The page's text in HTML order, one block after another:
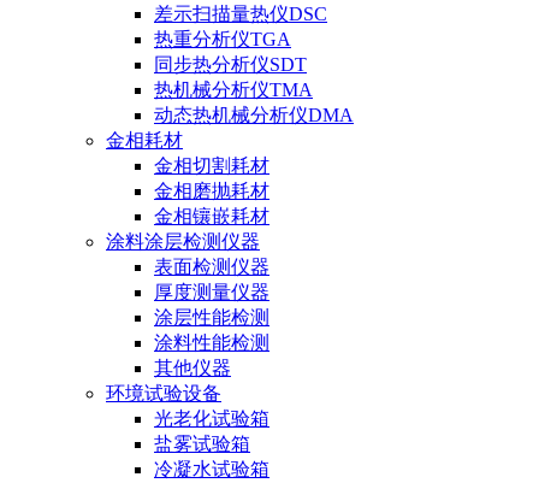
差示扫描量热仪DSC
热重分析仪TGA
同步热分析仪SDT
热机械分析仪TMA
动态热机械分析仪DMA
金相耗材
金相切割耗材
金相磨抛耗材
金相镶嵌耗材
涂料涂层检测仪器
表面检测仪器
厚度测量仪器
涂层性能检测
涂料性能检测
其他仪器
环境试验设备
光老化试验箱
盐雾试验箱
冷凝水试验箱